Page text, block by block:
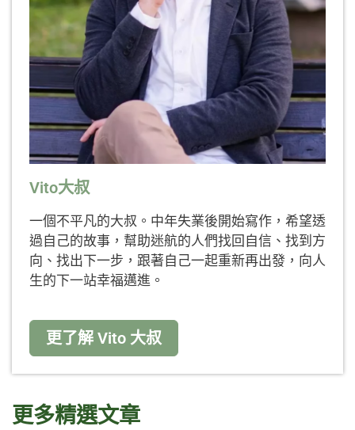
Vito大叔
一個不平凡的大叔。中年失業後開始寫作，希望透
過自己的故事，幫助迷航的人們找回自信、找到方
向、找出下一步，跟著自己一起重新再出發，向人
生的下一站幸福邁進。
更了解 Vito 大叔
更多精選文章